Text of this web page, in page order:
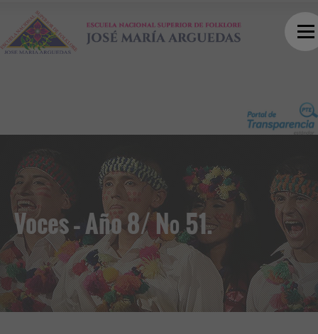
Voces – Año 8/ Nº 51.